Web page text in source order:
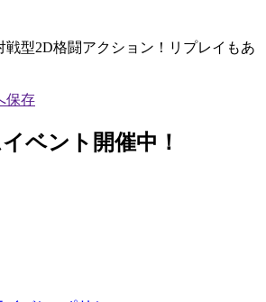
戦型2D格闘アクション！リプレイもあ
ベント開催中！